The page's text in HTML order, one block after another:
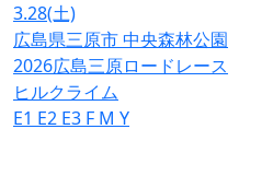
3.28(土)
広島県三原市 中央森林公園
2026広島三原ロードレース
ヒルクライム
E1 E2 E3 F M Y